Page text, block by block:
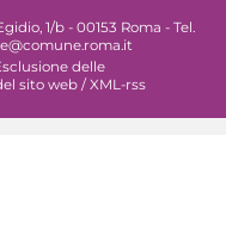
1/b - 00153 Roma - Tel.
delle
sito web / XML-rss